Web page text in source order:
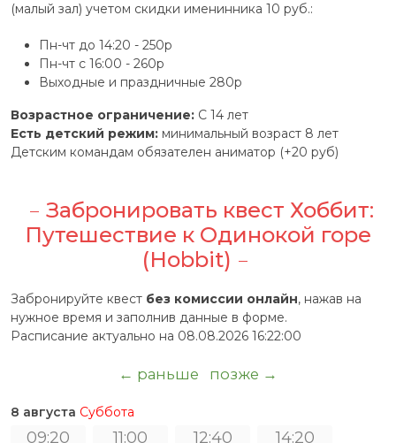
(малый зал) учетом скидки именинника 10 руб.:
Пн-чт до 14:20 - 250р
Пн-чт с 16:00 - 260р
Выходные и праздничные 280р
Возрастное ограничение: С 14 лет
Есть детский режим: минимальный возраст 8 лет
Детским командам обязателен аниматор (+20 руб)
Забронировать квест Хоббит:
Путешествие к Одинокой горе
(Hobbit)
Забронируйте квест без комиссии онлайн, нажав на
нужное время и заполнив данные в форме.
Расписание актуально на 08.08.2026 16:22:00
← раньше позже →
8 августа Суббота
09:20 11:00 12:40 14:20